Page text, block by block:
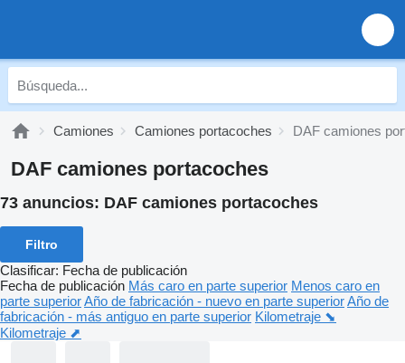
Camiones Camiones portacoches DAF camiones
DAF camiones portacoches
73 anuncios: DAF camiones portacoches
Filtro
Clasificar: Fecha de publicación
Fecha de publicación Más caro en parte superior Menos caro en
parte superiorAño de fabricación - nuevo en parte superiorAño de
fabricación - más antiguo en parte superior Kilometraje ⬊
Kilometraje ⬈